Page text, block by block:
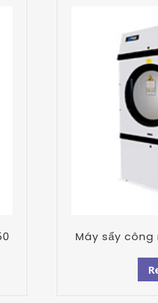
Máy sấy công